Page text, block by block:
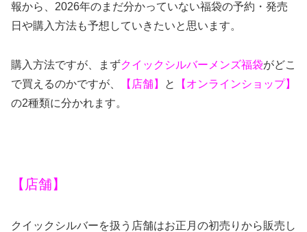
報から、2026年のまだ分かっていない福袋の予約・発売
日や購入方法も予想していきたいと思います。
購入方法ですが、まずクイックシルバーメンズ福袋がどこ
で買えるのかですが、
【店舗】 と
【オンラインショップ】
の2種類に分かれます。
【店舗】
クイックシルバーを扱う店舗はお正月の初売りから販売し